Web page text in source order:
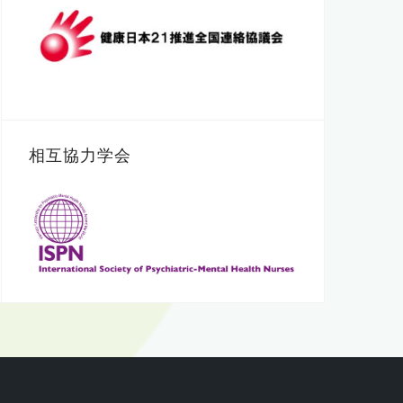
相互協力学会